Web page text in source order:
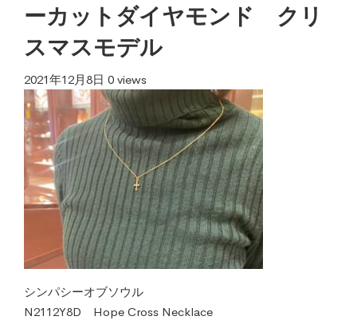
ーカットダイヤモンド クリ
スマスモデル
2021年12月8日 0 views
シンパシーオブソウル
N2112Y8D Hope Cross Necklace